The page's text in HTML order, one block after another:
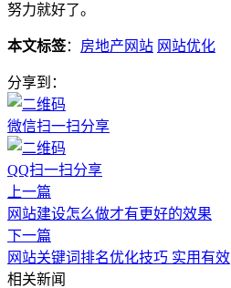
努力就好了。
本文标签： 房地产网站 网站优化
分享到：
微信扫一扫分享
QQ扫一扫分享
上一篇
网站建设怎么做才有更好的效果
下一篇
网站关键词排名优化技巧 实用有效
相关新闻